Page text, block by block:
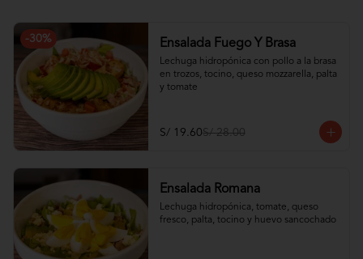
-30% Ensalada Fuego Y Brasa
Lechuga hidropónica con pollo a la brasa
en trozos, tocino, queso mozzarella, palta
y tomate
S/ 19.60S/ 28.00
Ensalada Romana
Lechuga hidropónica, tomate, queso
fresco, palta, tocino y huevo sancochado